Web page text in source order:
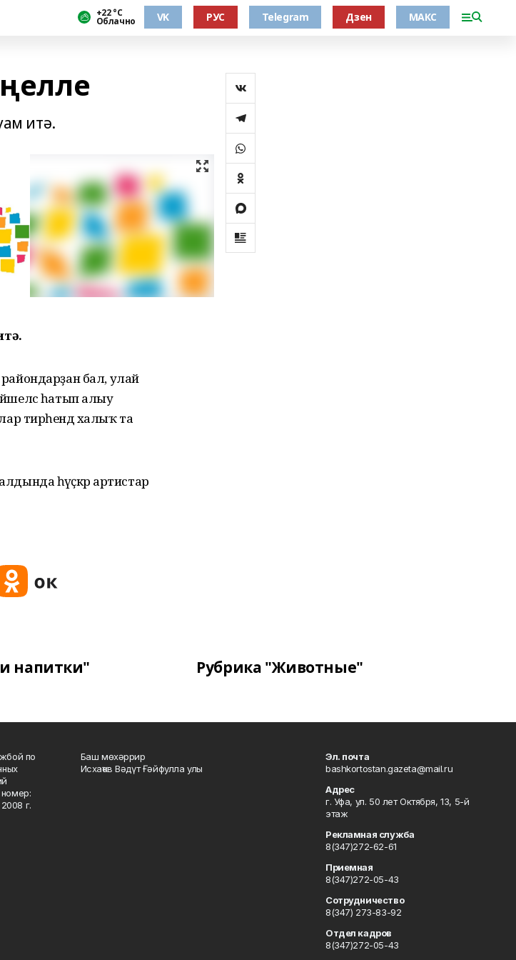
+22 °С
Облачно VK РУС Telegram Дзен МАКС
итә.
райондарҙан бал, улай
һатып алыу
тирәһендә халыҡ та
һәүәҫкәр артистар
напитки" Рубрика "Животные"
по
г.
Баш мөхәррир
Исхаҡов Вәдүт Ғәйфулла улы
Эл. почта
bashkortostan.gazeta@mail.ru
Адрес
г. Уфа, ул. 50 лет Октября, 13, 5-й
этаж
Рекламная служба
8(347)272-62-61
Приемная
8(347)272-05-43
Сотрудничество
8(347) 273-83-92
Отдел кадров
8(347)272-05-43